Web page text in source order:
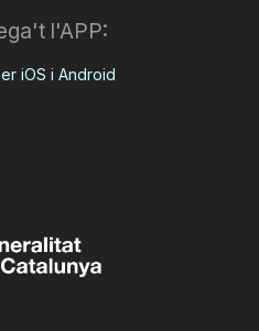
l'APP:
iOS i Android